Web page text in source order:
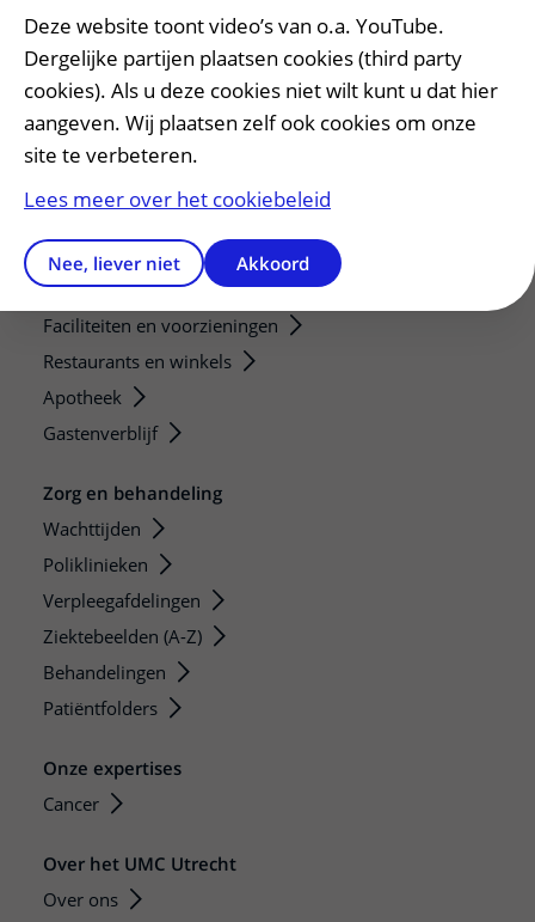
Teleconsult aanvragen
Diagnostiek aanvragen
Zorgverlenersportaal
Service, contact en faciliteiten
Adres en route
Parkeren
Faciliteiten en voorzieningen
Restaurants en winkels
Apotheek
Gastenverblijf
Zorg en behandeling
Wachttijden
Poliklinieken
Verpleegafdelingen
Ziektebeelden (A-Z)
Behandelingen
Patiëntfolders
Onze expertises
Cancer
Over het UMC Utrecht
Over ons
Deze website toont video’s van o.a. YouTube.
Dergelijke partijen plaatsen cookies (third party
cookies). Als u deze cookies niet wilt kunt u dat hier
aangeven. Wij plaatsen zelf ook cookies om onze
site te verbeteren.
Lees meer over het cookiebeleid
Nee, liever niet Akkoord